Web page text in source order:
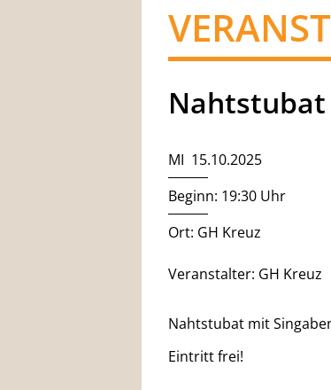
MI 15.10.2025
Beginn: 19:30 Uhr
Ort: GH Kreuz
Veranstalter: GH Kreuz
Nahtstubat mit
Eintritt frei!